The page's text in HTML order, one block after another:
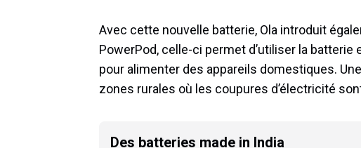
Avec cette nouvelle batterie, Ola introduit
PowerPod, celle-ci permet d’utiliser la
pour alimenter des appareils domestiques.
zones rurales où les coupures d’électricité
Des batteries made in India